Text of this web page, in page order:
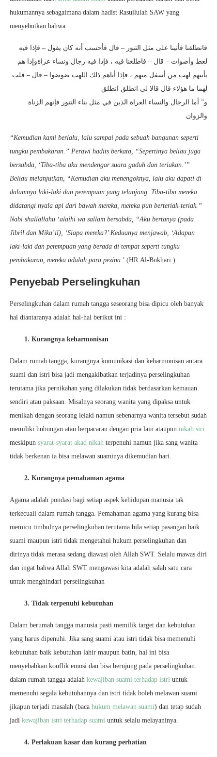
hukumannya sebagaimana dalam hadist Rasullulah SAW yang
menyebutkan bahwa
فانطلقنا فأتينا على مثل التنور – قال فأحسب أنه كان يقول – فإذا فيه
لغط وأصوات – قال – فاطلعنا فيه ، فإذا فيه رجال ونساء عراةوإذا هم
يأتيهم لهب من أسفل منهم ، فإذا أتاهم ذلك اللهب ضوضوا – قال – قلت
لهما ما هؤلاء قال قالا لى انطلق انطلق
و” أما الرجال والنساء العراة الذين في مثل بناء التنور فإنهم الزناة
والزوان
“Kemudian kami berlalu, lalu sampai pada sebuah bangunan seperti
tungku pembakaran.” Perawi hadits berkata, “Sepertinya beliau juga
bersabda, ‘Tiba-tiba aku mendengar suara gaduh dan teriakan.’”
Beliau melanjutkan, “Kemudian aku menengoknya, lalu aku dapati di
dalamnya laki-laki dan perempuan yang telanjang. Tiba-tiba mereka
didatangi nyala api dari bawah mereka, mereka pun berteriak-teriak.”
Nabi shallallahu ‘alaihi wa sallam bersabda, “Aku bertanya (pada
Jibril dan Mika’il), ‘Siapa mereka?’ Keduanya menjawab, ‘Adapun
laki-laki dan perempuan yang berada di tempat seperti tungku
pembakaran, mereka adalah para pezina. ’ (HR.Al-Bukhari ).
Penyebab Perselingkuhan
Perselingkuhan dalam rumah tangga seseorang bisa dipicu oleh banyak
hal diantaranya adalah hal-hal berikut ini :
1. Kurangnya keharmonisan
Dalam rumah tangga, kurangnya komunikasi dan keharmonisan antara
suami dan istri bisa jadi mengakibatkan terjadinya perselingkuhan
terutama jika pernikahan yang dilakukan tidak berdasarkan kemauan
sendiri atau paksaan. Misalnya seorang wanita yang dipaksa untuk
menikah dengan seorang lelaki namun sebenarnya wanita tersebut sudah
memiliki hubungan atau berpacaran dengan pria lain ataupun nikah siri
meskipun syarat-syarat akad nikah terpenuhi namun jika sang wanita
tidak berkenan ia bisa melawan suaminya dikemudian hari.
2. Kurangnya pemahaman agama
Agama adalah pondasi bagi setiap aspek kehidupan manusia tak
terkecuali dalam rumah tangga. Pemahaman agama yang kurang bisa
memicu timbulnya perselingkuhan terutama bila setiap pasangan baik
suami maupun istri tidak mengetahui hukum perselingkuhan dan
dirinya tidak merasa sedang diawasi oleh Allah SWT. Selalu mawas diri
dan ingat bahwa Allah SWT mengawasi kita adalah salah satu cara
untuk menghindari perselingkuhan
3. Tidak terpenuhi kebutuhan
Dalam berumah tangga manusia pasti memilik target dan kebutuhan
yang harus dipenuhi. Jika sang suami atau istri tidak bisa memenuhi
kebutuhan baik kebutuhan lahir maupun batin, hal ini bisa
menyebabkan konflik emosi dan bisa berujung pada perselingkuhan.
dalam rumah tangga adalah kewajiban suami terhadap istri untuk
memenuhi segala kebutuhannya dan istri tidak boleh melawan suami
jikapun terjadi masalah (baca hukum melawan suami) dan tetap sudah
jadi kewajiban istri terhadap suami untuk selalu melayaninya.
4. Perlakuan kasar dan kurang perhatian